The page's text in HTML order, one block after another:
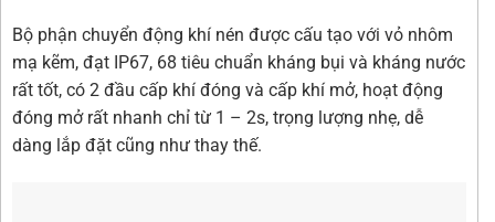
Bộ phận chuyển động khí nén được cấu tạo với vỏ nhôm
mạ kẽm, đạt IP67, 68 tiêu chuẩn kháng bụi và kháng nước
rất tốt, có 2 đầu cấp khí đóng và cấp khí mở, hoạt động
đóng mở rất nhanh chỉ từ 1 – 2s, trọng lượng nhẹ, dễ
dàng lắp đặt cũng như thay thế.